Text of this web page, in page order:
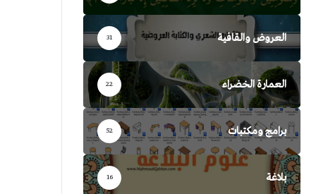
العروض والقافية 31
العمارة الخضراء 22
برامج ومكتبات 52
بلاغة 16